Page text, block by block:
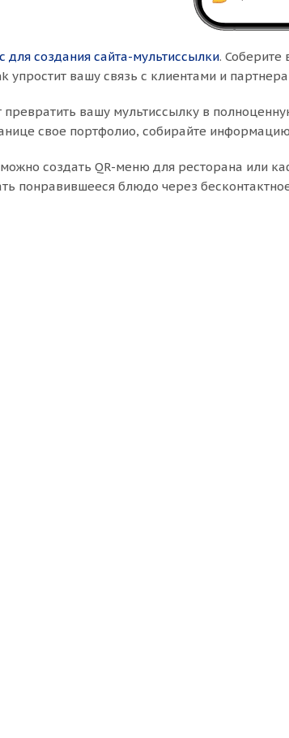
для создания сайта-мультиссылки. Соберите
упростит вашу связь с клиентами и
вашу мультиссылку в
свое портфолио, собирайте
создать QR-меню для ресторана или
понравившееся блюдо через